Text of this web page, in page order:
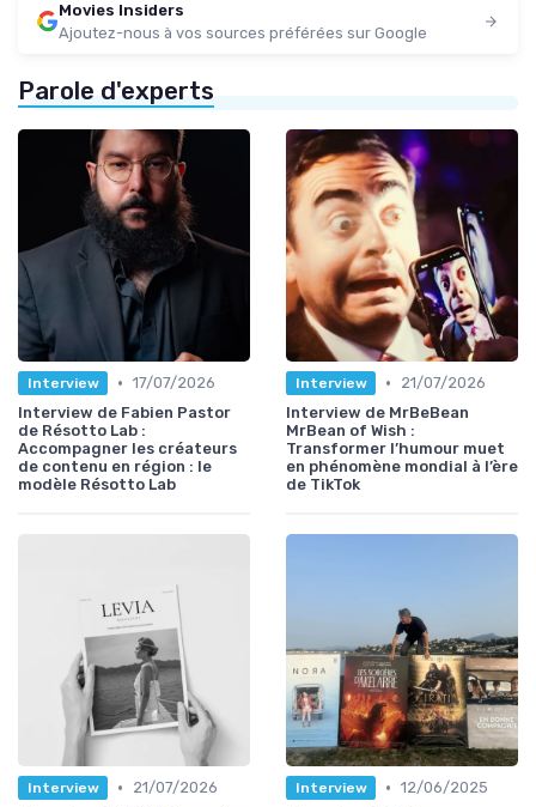
Movies Insiders
Ajoutez-nous à vos sources préférées sur Google
Parole d'experts
Interview • 17/07/2026
Interview de Fabien Pastor
de Résotto Lab :
Accompagner les créateurs
de contenu en région : le
modèle Résotto Lab
Interview •
21/07/2026
Interview de MrBeBean
MrBean of Wish :
Transformer l’humour muet
en phénomène mondial à l’ère
de TikTok
Interview •
21/07/2026
Interview • 12/06/2025